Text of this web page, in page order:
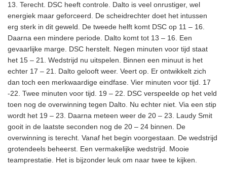
13. Terecht. DSC heeft controle. Dalto is veel onrustiger, wel
energiek maar geforceerd. De scheidrechter doet het intussen
erg sterk in dit geweld. De tweede helft komt DSC op 11 – 16.
Daarna een mindere periode. Dalto komt tot 13 – 16. Een
gevaarlijke marge. DSC herstelt. Negen minuten voor tijd staat
het 15 – 21. Wedstrijd nu uitspelen. Binnen een minuut is het
echter 17 – 21. Dalto gelooft weer. Veert op. Er ontwikkelt zich
dan toch een merkwaardige eindfase. Vier minuten voor tijd. 17
-22. Twee minuten voor tijd. 19 – 22. DSC verspeelde op het veld
toen nog de overwinning tegen Dalto. Nu echter niet. Via een stip
wordt het 19 – 23. Daarna meteen weer de 20 – 23. Laudy Smit
gooit in de laatste seconden nog de 20 – 24 binnen. De
overwinning is terecht. Vanaf het begin voorgestaan. De wedstrijd
grotendeels beheerst. Een vermakelijke wedstrijd. Mooie
teamprestatie. Het is bijzonder leuk om naar twee te kijken.